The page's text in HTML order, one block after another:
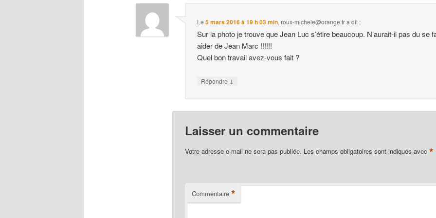
Le5 mars 2016 à 19 h 03 min,roux-michele@orange.fra dit :
Sur la photo je trouve que Jean Luc s’étire beaucoup. N’aurait-il pas du se
aider de Jean Marc !!!!!!
Quel bon travail avez-vous fait ?
Répondre ↓
Laisser un commentaire
Votre adresse e-mail ne sera pas publiée. Les champs obligatoires sont indiqués avec *
Commentaire *